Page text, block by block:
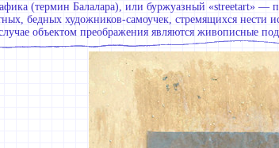
(термин Балалара), или буржуазный «streetart» —
бедных художников-самоучек, стремящихся нести
объектом преображения являются живописные